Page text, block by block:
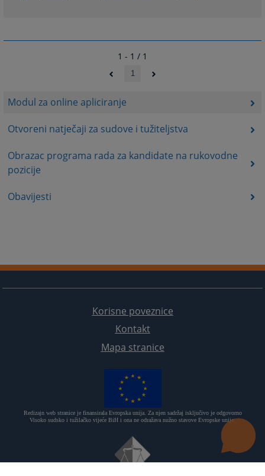
Modul za online apliciranje
Otvoreni natječaji za sudove i tužiteljstva
Obrazac programa rada za kandidate na rukovodne
pozicije
Obavijesti
1 - 1 / 1
1
Korisne poveznice
Kontakt
Mapa stranice
Redizajn web stranice je finansirala Evropska unija. Za njen sadržaj isključivo je odgovorno
Visoko sudsko i tužilačko vijeće BiH i ona ne odražava nužno stavove Evropske unije.